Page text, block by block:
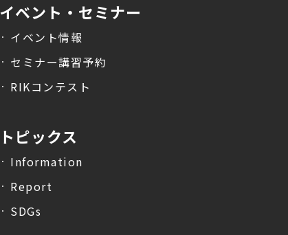
イベント・セミナー
イベント情報
セミナー講習予約
RIKコンテスト
トピックス
Information
Report
SDGs